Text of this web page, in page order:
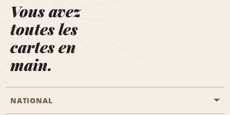
Vous avez
toutes les
cartes en
main.
NATIONAL